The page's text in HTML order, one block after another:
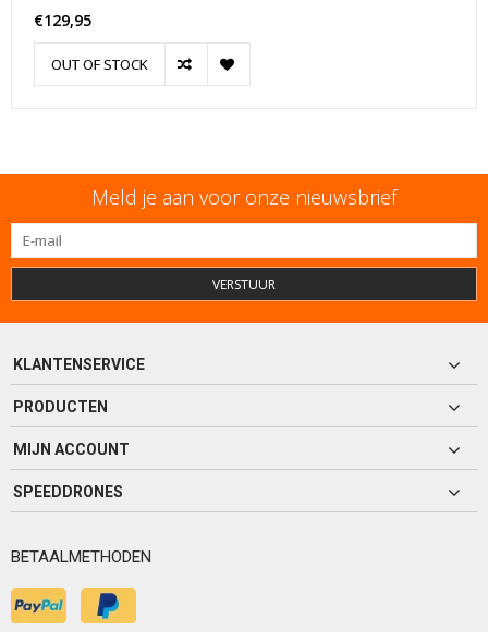
€129,95
OUT OF STOCK
Meld je aan voor onze nieuwsbrief
VERSTUUR
KLANTENSERVICE
PRODUCTEN
MIJN ACCOUNT
SPEEDDRONES
BETAALMETHODEN